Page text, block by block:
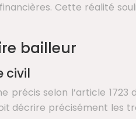
Cette réalité
bailleur
civil
selon l’article
précisément les